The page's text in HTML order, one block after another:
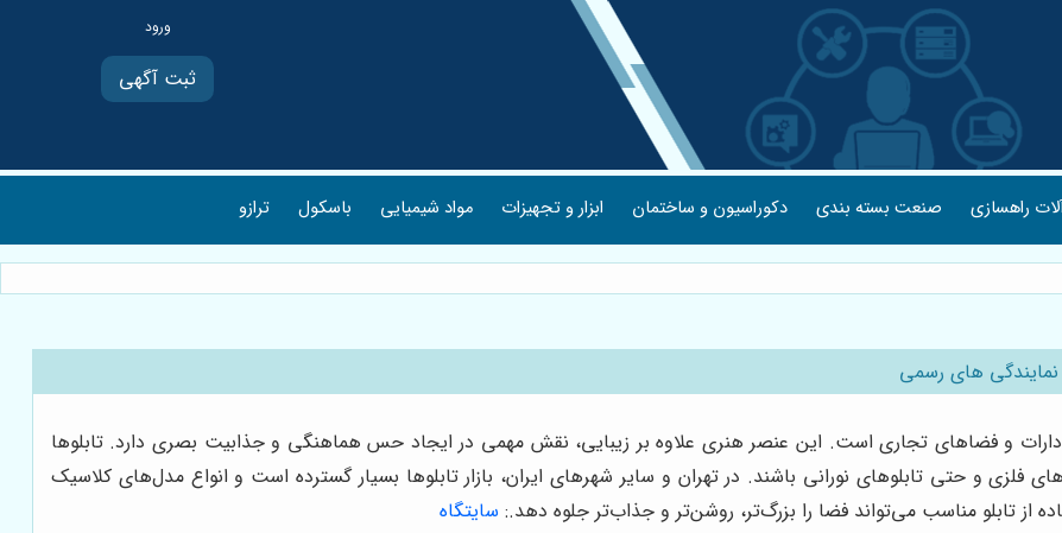
ثبت آگهی
راهسازی صنعت بسته بندی دکوراسیون و ساختمان ابزار و تجهیزات مواد شیمیایی باسکول ترازو
نمایندگی های رسمی
ادارات و فضاهای تجاری است. این عنصر هنری علاوه بر زیبایی، نقش مهمی در ایجاد حس هماهنگی و جذابیت بصری دارد. تابلوها
و حتی تابلوهای نورانی باشند. در تهران و سایر شهرهای ایران، بازار تابلوها بسیار گسترده است و انواع مدل‌های کلاسیک
از تابلو مناسب می‌تواند فضا را بزرگ‌تر، روشن‌تر و جذاب‌تر جلوه دهد.: سایتگاه